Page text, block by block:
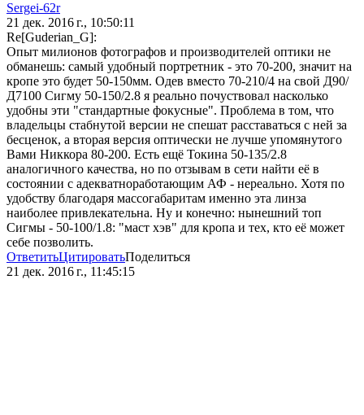
Sergei-62r
21 дек. 2016 г., 10:50:11
Re[Guderian_G]:
Опыт милионов фотографов и производителей оптики не
обманешь: самый удобный портретник - это 70-200, значит на
кропе это будет 50-150мм. Одев вместо 70-210/4 на свой Д90/
Д7100 Сигму 50-150/2.8 я реально почуствовал насколько
удобны эти "стандартные фокусные". Проблема в том, что
владельцы стабнутой версии не спешат расставаться с ней за
бесценок, а вторая версия оптически не лучше упомянутого
Вами Никкора 80-200. Есть ещё Токина 50-135/2.8
аналогичного качества, но по отзывам в сети найти её в
состоянии с адекватноработающим АФ - нереально. Хотя по
удобству благодаря массогабаритам именно эта линза
наиболее привлекательна. Ну и конечно: нынешний топ
Сигмы - 50-100/1.8: "маст хэв" для кропа и тех, кто её может
себе позволить.
ОтветитьЦитироватьПоделиться
21 дек. 2016 г., 11:45:15